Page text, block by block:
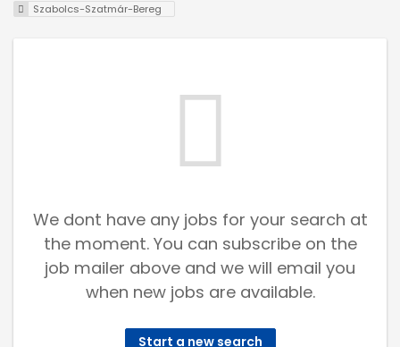
Szabolcs-Szatmár-Bereg
We dont have any jobs for your search at
the moment. You can subscribe on the
job mailer above and we will email you
when new jobs are available.
Start a new search